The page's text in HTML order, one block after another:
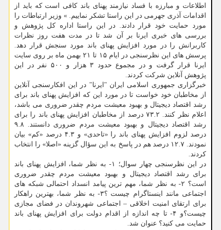
اطلاعات و مبارزه با فساد نیازمند پهنای باند کافی است که باید از
اقدامات آذری جهرمی در این راستا تشکر نماییم. » وزیر ارتباطات را
مورد حمایت خود قرار دادند. در این راستا اداره کل پژوهش و
بررسی های خبری ایرنا بر آن شد تا در مدت هفت روز نظرات
کاربرانش را در مورد افزایش پهنای باند مورد سنجش قرار دهد.
پرسش های این نظرسنجی در ایام ۱۵ تا ۲۱ بهمن ماه بر روی سایت
ایرنا قرار گرفت و در مجموع حدود ۳ هزار و ۵۰۰ نفر در این
پژوهش آنلاین شرکت کردند.
خبرگزاری جمهوری اسلامی ایران "ایرنا" در این افکارسنجی آنلاین
از مخاطبان خود خواست تا در مورد این که افزایش پهنای باند برای
رشد اقتصاد دیجیتال و بهبود معیشت مردم چقدر ضروری می باشد،
اعلام نظر کنند. ۷۳.۲ درصد از مخاطبان افزایش پهنای باند را برای
رشد اقتصاد دیجیتال و بهبود معیشت مردم ضروری دانستند. ۹.۸
درصد لزوم افزایش پهنای باند را «تاحدی» و ۴.۳ درصد «کم» بیان
نمودند. ۱۲.۷ درصد هم در پاسخ به این سؤال گزینه «اصلا» را انتخاب
کردند.
در این نظرسنجی چهار سوال؛ ۱- به نظر شما، افزایش پهنای باند
برای رشد اقتصاد دیجیتال و بهبود معیشت مردم چقدر ضروری
است؟ ۲- به نظر شما، مهم ترین پیامد انسداد احتمالی شبکه های
اجتماعی مانند اینستاگرام چیست ؟۳- به نظر شما، بهترین راهکار
برای ارتقای امنیت اخلاقی – اجتماعی شهروندان در فضای مجازی
چیست؟و ۴- تا چه اندازه از اقدام دولت برای افزایش پهنای باند
حمایت می کنید؟ عنوان شد.